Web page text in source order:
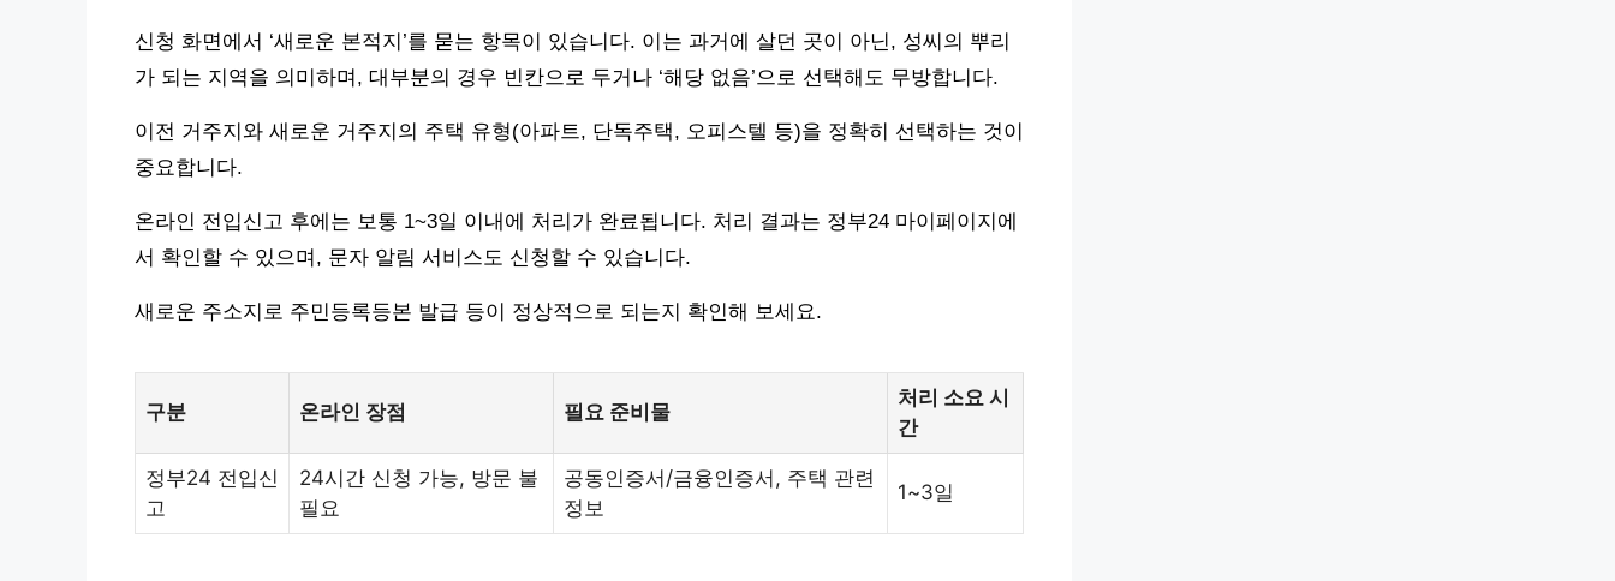
신청 화면에서 ‘새로운 본적지’를 묻는 항목이 있습니다. 이는 과거에 살던 곳이 아닌, 성씨의 뿌리
가 되는 지역을 의미하며, 대부분의 경우 빈칸으로 두거나 ‘해당 없음’으로 선택해도 무방합니다.
이전 거주지와 새로운 거주지의 주택 유형(아파트, 단독주택, 오피스텔 등)을 정확히 선택하는 것이
중요합니다.
온라인 전입신고 후에는 보통 1~3일 이내에 처리가 완료됩니다. 처리 결과는 정부24 마이페이지에
서 확인할 수 있으며, 문자 알림 서비스도 신청할 수 있습니다.
새로운 주소지로 주민등록등본 발급 등이 정상적으로 되는지 확인해 보세요.
구분 온라인 장점 필요 준비물
처리 소요 시
간
정부24 전입신
고
24시간 신청 가능, 방문 불
필요
공동인증서/금융인증서, 주택 관련
정보
1~3일